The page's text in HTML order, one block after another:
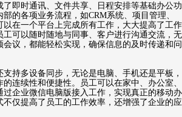
即时通讯、文件共享、日程安排等基础办公功
的各项业务流程，如CRM系统、项目管理、
以在一个平台上完成所有工作，大大提高了工作
工可以随时随地与同事、客户进行沟通交流，无
议，都能轻松实现，确保信息的及时传递和问
持多设备同步，无论是电脑、手机还是平板，
连续性和便捷性。员工可以在家中、办公室、
过企业微信电脑版接入工作，实现真正的移动办
仅提高了员工的工作效率，还增强了企业的应